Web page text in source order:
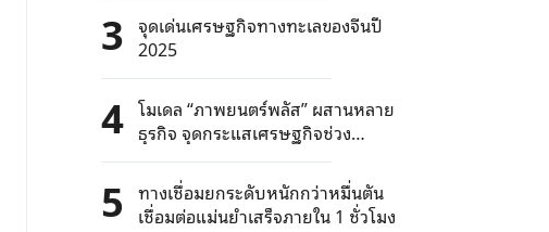
3 จุดเด่นเศรษฐกิจทางทะเลของจีนปี
2025
4 โมเดล “ภาพยนตร์พลัส” ผสานหลาย
ธุรกิจ จุดกระแสเศรษฐกิจช่วง
เทศกาลตรุษจีน
5 ทางเชื่อมยกระดับหนักกว่าหมื่นตัน
เชื่อมต่อแม่นยำเสร็จภายใน 1 ชั่วโมง